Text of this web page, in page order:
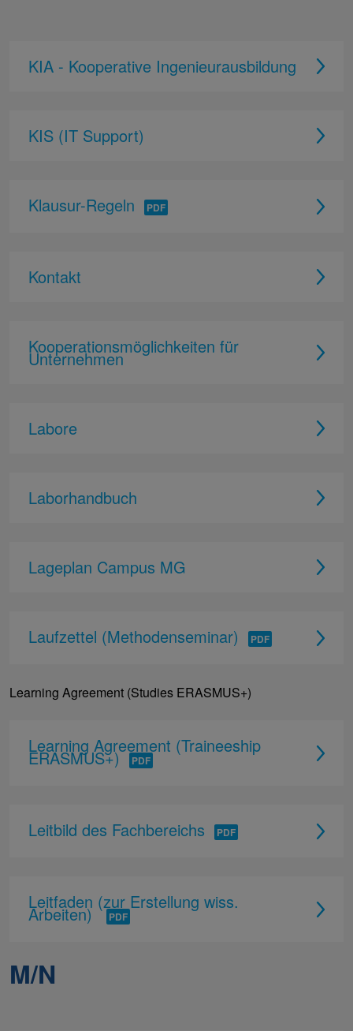
KIA - Kooperative Ingenieurausbildung
KIS (IT Support)
Klausur-Regeln
Kontakt
Kooperationsmöglichkeiten für
Unternehmen
Labore
Laborhandbuch
Lageplan Campus MG
Laufzettel (Methodenseminar)
Learning Agreement (Studies ERASMUS+)
Learning Agreement (Traineeship
ERASMUS+)
Leitbild des Fachbereichs
Leitfaden (zur Erstellung wiss.
Arbeiten)
M/N